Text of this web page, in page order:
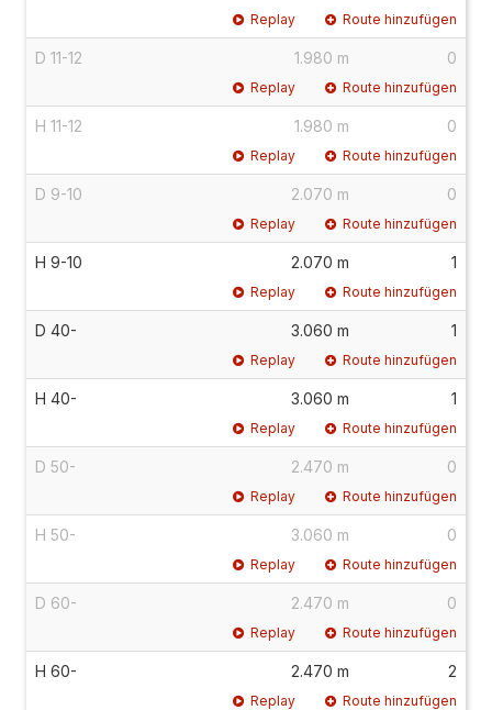
Replay Route hinzufügen
D 11-12 1.980 m 0
Replay Route hinzufügen
H 11-12 1.980 m 0
Replay Route hinzufügen
D 9-10 2.070 m 0
Replay Route hinzufügen
H 9-10 2.070 m 1
Replay Route hinzufügen
D 40- 3.060 m 1
Replay Route hinzufügen
H 40- 3.060 m 1
Replay Route hinzufügen
D 50- 2.470 m 0
Replay Route hinzufügen
H 50- 3.060 m 0
Replay Route hinzufügen
D 60- 2.470 m 0
Replay Route hinzufügen
H 60- 2.470 m 2
Replay Route hinzufügen